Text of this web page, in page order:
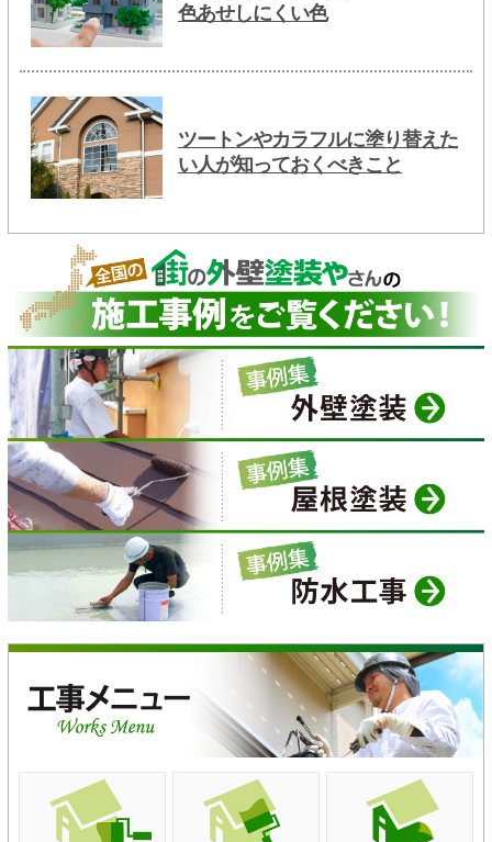
色あせしにくい色
ツートンやカラフルに塗り替えた
い人が知っておくべきこと